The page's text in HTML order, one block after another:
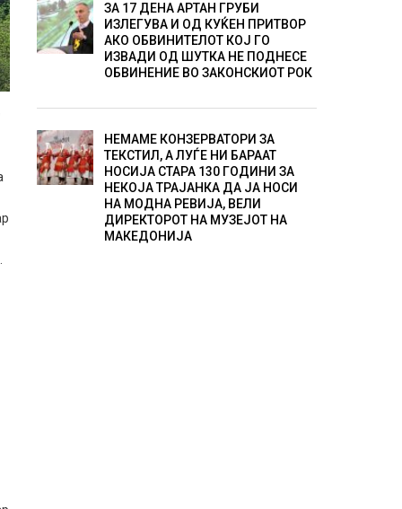
ЗА 17 ДЕНА АРТАН ГРУБИ
ИЗЛЕГУВА И ОД КУЌЕН ПРИТВОР
АКО ОБВИНИТЕЛОТ КОЈ ГО
ИЗВАДИ ОД ШУТКА НЕ ПОДНЕСЕ
ОБВИНЕНИЕ ВО ЗАКОНСКИОТ РОК
НЕМАМЕ КОНЗЕРВАТОРИ ЗА
ТЕКСТИЛ, А ЛУЃЕ НИ БАРААТ
НОСИЈА СТАРА 130 ГОДИНИ ЗА
НЕКОЈА ТРАЈАНКА ДА ЈА НОСИ
НА МОДНА РЕВИЈА, ВЕЛИ
ДИРЕКТОРОТ НА МУЗЕЈОТ НА
МАКЕДОНИЈА